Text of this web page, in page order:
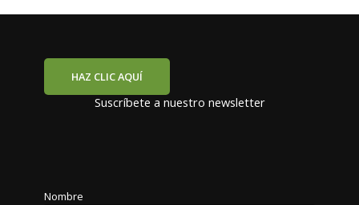
HAZ CLIC AQUÍ
Suscríbete a nuestro newsletter
Nombre